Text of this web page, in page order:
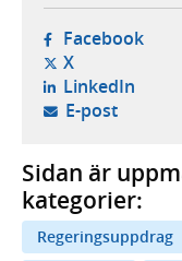
Facebook-
X- öppnas i
LinkedIn-
E-post-
Sidan är
kategorier:
Regeringsuppdrag